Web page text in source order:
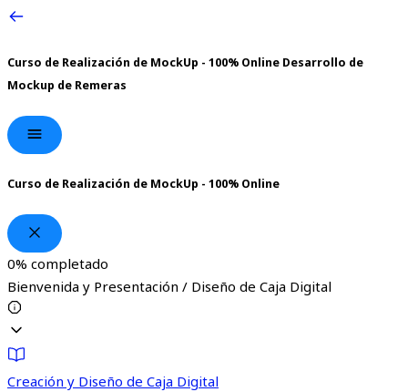
Curso de Realización de MockUp - 100% Online Desarrollo de
Mockup de Remeras
Curso de Realización de MockUp - 100% Online
0% completado
Bienvenida y Presentación / Diseño de Caja Digital
Creación y Diseño de Caja Digital